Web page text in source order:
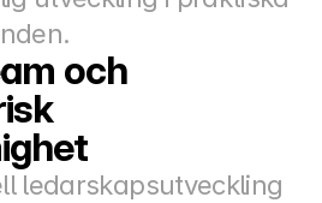
och
ledarskapsutveckling